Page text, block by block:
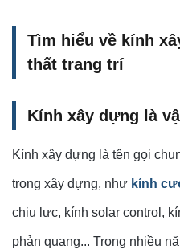
Tìm hiểu về kính
thất trang trí
Kính xây dựng là
Kính xây dựng là tên gọi
trong xây dựng, như kính
chịu lực, kính solar control,
phản quang... Trong nhiều